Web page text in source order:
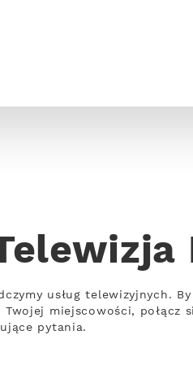
usług telewizyjnych.
miejscowości, połącz
pytania.